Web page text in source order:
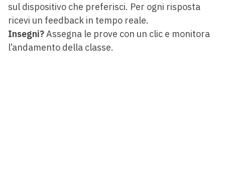
sul dispositivo che preferisci. Per ogni risposta
ricevi un feedback in tempo reale.
Insegni? Assegna le prove con un clic e monitora
l’andamento della classe.